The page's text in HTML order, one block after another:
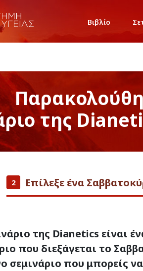
Βιβλίο
της
2 Επίλεξε ένα
της Dianetics είναι
που διεξάγεται το
σεμινάριο που μπορείς